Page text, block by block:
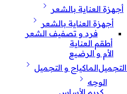
أجهزة العناية بالشعر
أجهزة العناية بالشعر
فرد و تصفيف الشعر
أطقم العناية
الأم و الرضيع
الماكياج و التجميل
الوجه
كريم الأساس